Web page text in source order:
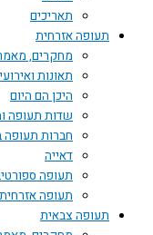
תאריכים
תעופה אזרחית
מחקרים, מאמרים
תאונות ואירועי
היכן הם היום
שדות תעופה
חברות תעופה
דאייה
תעופה ספורטיבית
תעופה אזרחית
תעופה צבאית